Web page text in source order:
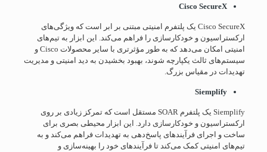
Cisco SecureX
Cisco SecureX یک پلتفرم امنیتی مبتنی بر ابر است که ویژگی‌های
ارکستراسیون و خودکارسازی را فراهم می‌کند. این ابزار به تیم‌های
امنیتی امکان می‌دهد که به طور مؤثرتری با سایر محصولات Cisco و
سیستم‌های ثالث یکپارچه شوند، بهبود بخشیدن به دید امنیتی و مدیریت
تهدیدات در مقیاس بزرگ.
Siemplify
Siemplify یک پلتفرم SOAR مستقل است که تمرکز زیادی بر روی
ارکستراسیون و خودکارسازی دارد. این ابزار محیطی بصری برای
ساخت و اجرای فرآیندهای پاسخ‌دهی به تهدیدات فراهم می‌کند و به
تیم‌های امنیتی کمک می‌کند تا فرآیندهای خود را بهینه‌سازی و